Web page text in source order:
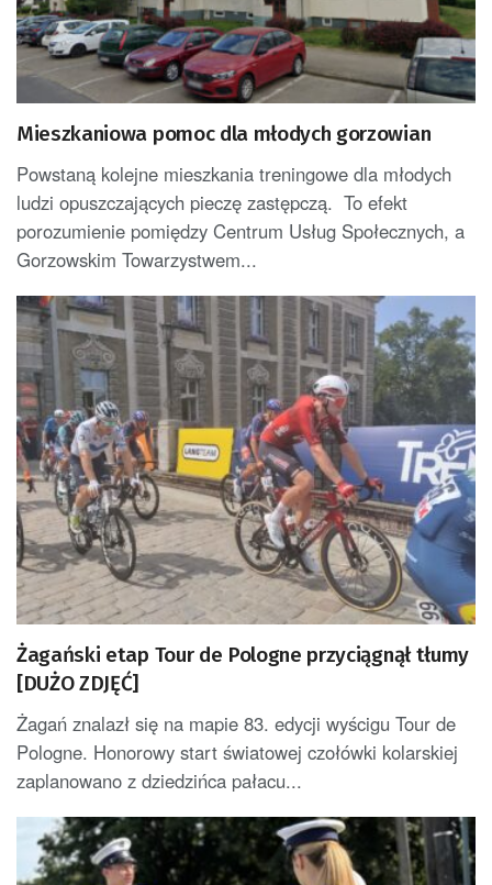
Mieszkaniowa pomoc dla młodych gorzowian
Powstaną kolejne mieszkania treningowe dla młodych
ludzi opuszczających pieczę zastępczą. To efekt
porozumienie pomiędzy Centrum Usług Społecznych, a
Gorzowskim Towarzystwem...
Żagański etap Tour de Pologne przyciągnął tłumy
[DUŻO ZDJĘĆ]
Żagań znalazł się na mapie 83. edycji wyścigu Tour de
Pologne. Honorowy start światowej czołówki kolarskiej
zaplanowano z dziedzińca pałacu...